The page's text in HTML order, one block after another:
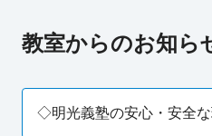
教室からのお知ら
◇明光義塾の安心・安全